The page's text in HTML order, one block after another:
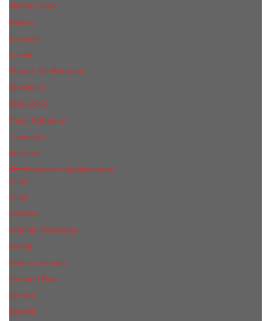
Jimmy Choo
Kenzo
Lacoste
Lanvin
Marina De Bourbon
Moschino
Nina Ricci
Paco Rabanne
Trussardi
Versace
Женская парфюмерия
Ajmal
Alaia
Annifen
Antonio Banderas
Armaf
Ariana Grande
Armand Basi
Azzaro
Benefit